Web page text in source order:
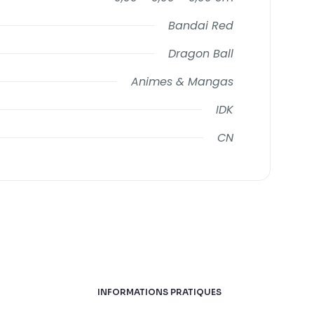
Bandai Red
Dragon Ball
Animes & Mangas
IDK
CN
INFORMATIONS PRATIQUES